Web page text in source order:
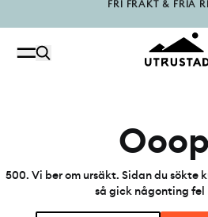
PÅFYLLT I
500. Vi ber om ursäkt. Sidan du sökte
så gick någonting fel